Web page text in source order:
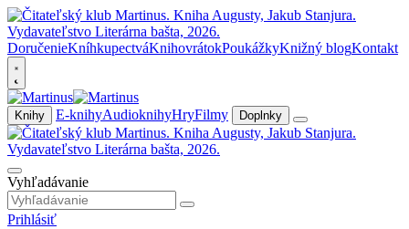
DoručenieKníhkupectváKnihovrátokPoukážkyKnižný blogKontakt
Knihy E-knihyAudioknihyHryFilmy Doplnky
Vyhľadávanie
Prihlásiť